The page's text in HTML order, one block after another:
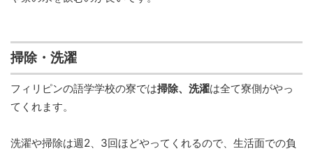
掃除・洗濯
フィリピンの語学学校の寮では掃除、洗濯は全て寮側がやっ
てくれます。
洗濯や掃除は週2、3回ほどやってくれるので、生活面での負